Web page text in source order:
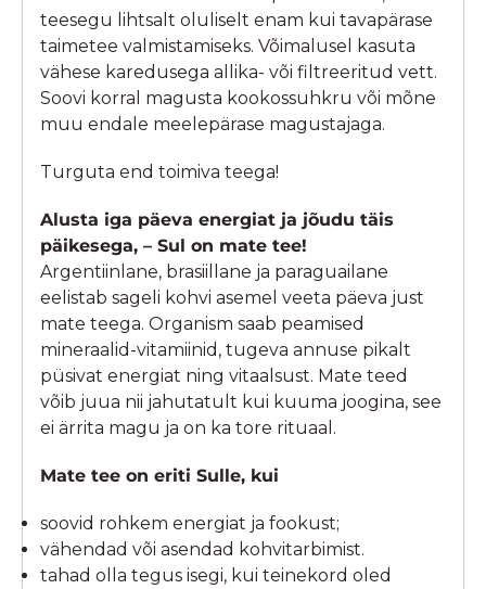
teesegu lihtsalt oluliselt enam kui tavapärase
taimetee valmistamiseks. Võimalusel kasuta
vähese karedusega allika- või filtreeritud vett.
Soovi korral magusta kookossuhkru või mõne
muu endale meelepärase magustajaga.
Turguta end toimiva teega!
Alusta iga päeva energiat ja jõudu täis
päikesega, – Sul on mate tee!
Argentiinlane, brasiillane ja paraguailane
eelistab sageli kohvi asemel veeta päeva just
mate teega. Organism saab peamised
mineraalid-vitamiinid, tugeva annuse pikalt
püsivat energiat ning vitaalsust. Mate teed
võib juua nii jahutatult kui kuuma joogina, see
ei ärrita magu ja on ka tore rituaal.
Mate tee on eriti Sulle, kui
soovid rohkem energiat ja fookust;
vähendad või asendad kohvitarbimist.
tahad olla tegus isegi, kui teinekord oled